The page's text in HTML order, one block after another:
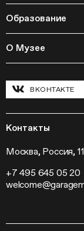
Библиотека
Издательская
Мастерские
Полевые
Инклюзивные
Конференции
Программа
Кинопрограмма
Выставки
Слет институций
Образование
Курсы
Циклы лекций
О Музее
Павильон
Хроника Музея
Новости
Пресса
Контакты
ВКОНТАКТЕ
Контакты
Москва, Россия,
+7 495 645 05 20